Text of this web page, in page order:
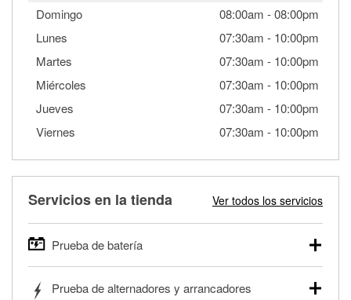
Domingo 08:00am -08:00pm
Lunes
07:30am - 10:00pm
Martes
07:30am - 10:00pm
Miércoles
07:30am - 10:00pm
Jueves
07:30am - 10:00pm
Viernes
07:30am - 10:00pm
Servicios en la tienda Ver todos los servicios
Prueba de batería
autos, camionetas, SUVs, vehículos comerciales y
Prueba de alternadores y arrancadores